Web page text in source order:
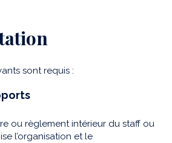
sont requis :
ou règlement intérieur du staff ou
l’organisation et le